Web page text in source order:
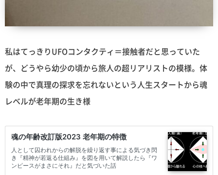
私はてっきりUFOコンタクティ＝接触者だと思っていた
が、どうやら幼少の頃から旅人の超リアリストの模様。体
験の中で真理の探求を忘れないという人生スタートから魂
レベルが老年期の生き様